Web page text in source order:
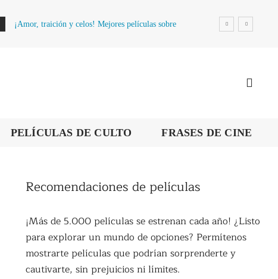
¡Amor, traición y celos! Mejores películas sobre
PELÍCULAS DE CULTO FRASES DE CINE
Recomendaciones de películas
¡Más de 5.000 películas se estrenan cada año! ¿Listo
para explorar un mundo de opciones? Permítenos
mostrarte películas que podrían sorprenderte y
cautivarte, sin prejuicios ni límites.